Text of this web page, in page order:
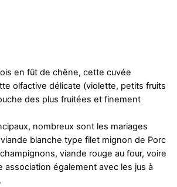
en fût de chêne, cette cuvée
olfactive délicate (violette, petits fruits
des plus fruitées et finement
nombreux sont les mariages
blanche type filet mignon de Porc
viande rouge au four, voire
association également avec les jus à